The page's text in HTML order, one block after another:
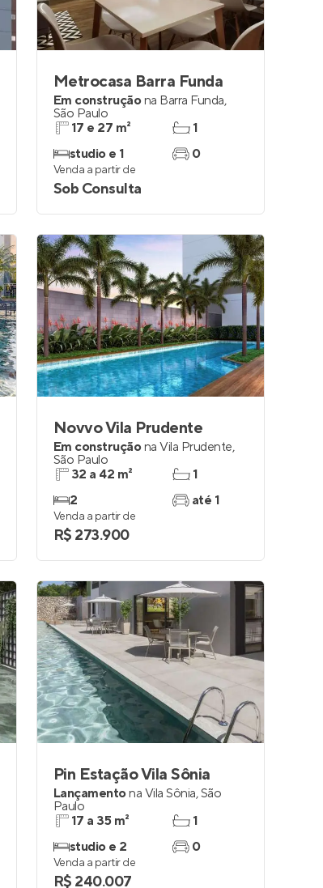
Metrocasa Barra Funda
Em construçãona Barra Funda,
São Paulo
17 e 27 m²
studio e 1
1
0
Venda a partir de
Sob Consulta
Novvo Vila Prudente
Em construçãona Vila Prudente,
São Paulo
32 a 42 m²
2
1
até 1
Venda a partir de
R$ 273.900
Pin Estação Vila Sônia
Lançamentona Vila Sônia,São
Paulo
17 a 35 m²
studio e 2
1
0
Venda a partir de
R$ 240.007